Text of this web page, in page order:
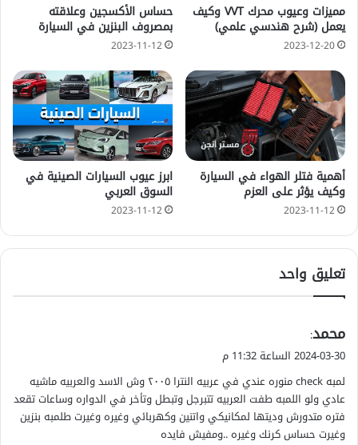
مميزات وعيوب محرك VVT وكيف
يعمل (شرح هندسي علمي)
2023-12-20
حساس الأكسجين وعلاقته
بمصروف البنزين في السيارة
2023-11-12
أهمية فتلر الهواء في السيارة
وكيف يؤثر على العزم
2023-11-12
ابرز عيوب السيارات الصينية في
السوق العربي
2023-11-12
تعليق واحد
ي
ق
ل
محمد:
2024-03-30 الساعة 11:32 م
لمبه check منوره عندي في عربيه النترا ٢٠٠٥ وش الاسد والعربيه ماشيه
عادي ولو اللمبه طفت العربيه تتبرجل وتبطل وتأخر في الدواره وساعات تقعد
فتره متدورش وديتها لمكانيكي واتنين وكهربائي وغيره وغيرت طلمبه بنزين
وغيرت حساس كرنك وغيره ..ومفيش فايده